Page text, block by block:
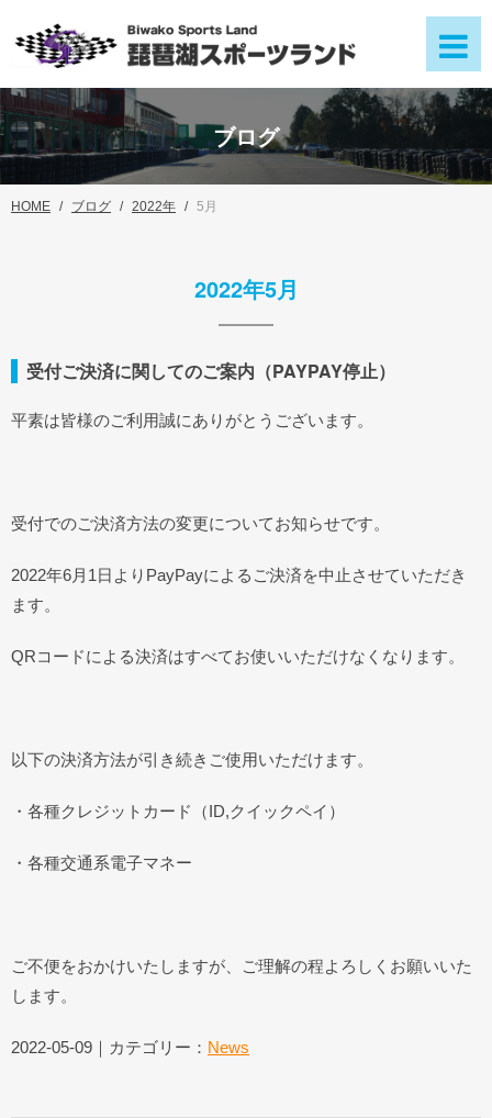
ブログ
HOME ブログ 2022年 5月
2022年5月
受付ご決済に関してのご案内（PAYPAY停止）
平素は皆様のご利用誠にありがとうございます。
受付でのご決済方法の変更についてお知らせです。
2022年6月1日よりPayPayによるご決済を中止させていただき
ます。
QRコードによる決済はすべてお使いいただけなくなります。
以下の決済方法が引き続きご使用いただけます。
・各種クレジットカード（ID,クイックペイ）
・各種交通系電子マネー
ご不便をおかけいたしますが、ご理解の程よろしくお願いいた
します。
2022-05-09｜カテゴリー： News